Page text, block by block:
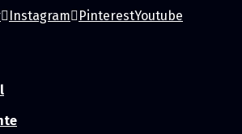
Instagram PinterestYoutube